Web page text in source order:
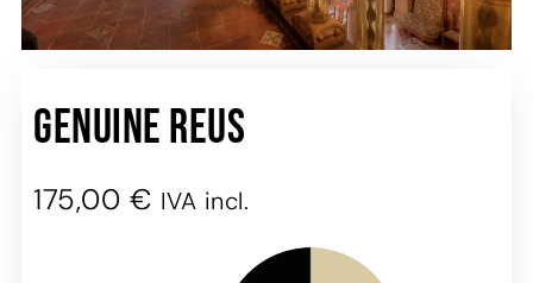
Genuine Reus
175,00 € IVA incl.